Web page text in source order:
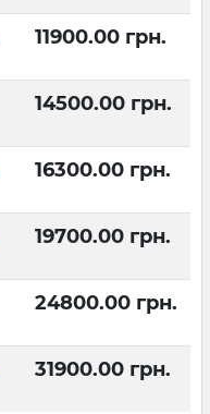
11900.00 грн.
14500.00 грн.
16300.00 грн.
19700.00 грн.
24800.00 грн.
31900.00 грн.